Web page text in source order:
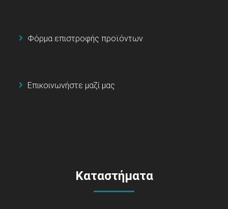
Φόρμα επιστροφής προϊόντων
Επικοινωνήστε μαζί μας
Καταστήματα